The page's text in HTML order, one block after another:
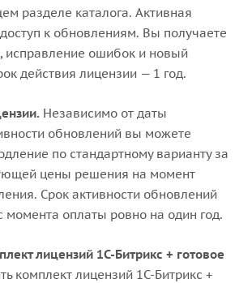
разделе каталога. Активная
к обновлениям. Вы получаете
исправление ошибок и новый
действия лицензии — 1 год.
Независимо от даты
обновлений вы можете
по стандартному варианту за
цены решения на момент
Срок активности обновлений
момента оплаты ровно на один год.
лицензий 1С-Битрикс + готовое
комплект лицензий 1С-Битрикс +